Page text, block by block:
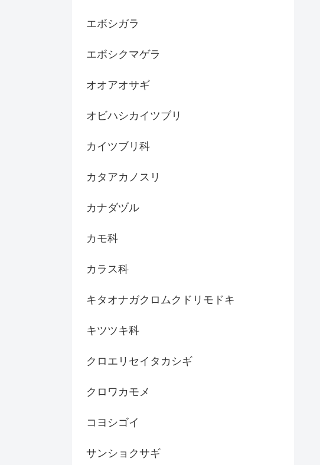
エボシガラ
エボシクマゲラ
オオアオサギ
オビハシカイツブリ
カイツブリ科
カタアカノスリ
カナダヅル
カモ科
カラス科
キタオナガクロムクドリモドキ
キツツキ科
クロエリセイタカシギ
クロワカモメ
コヨシゴイ
サンショクサギ